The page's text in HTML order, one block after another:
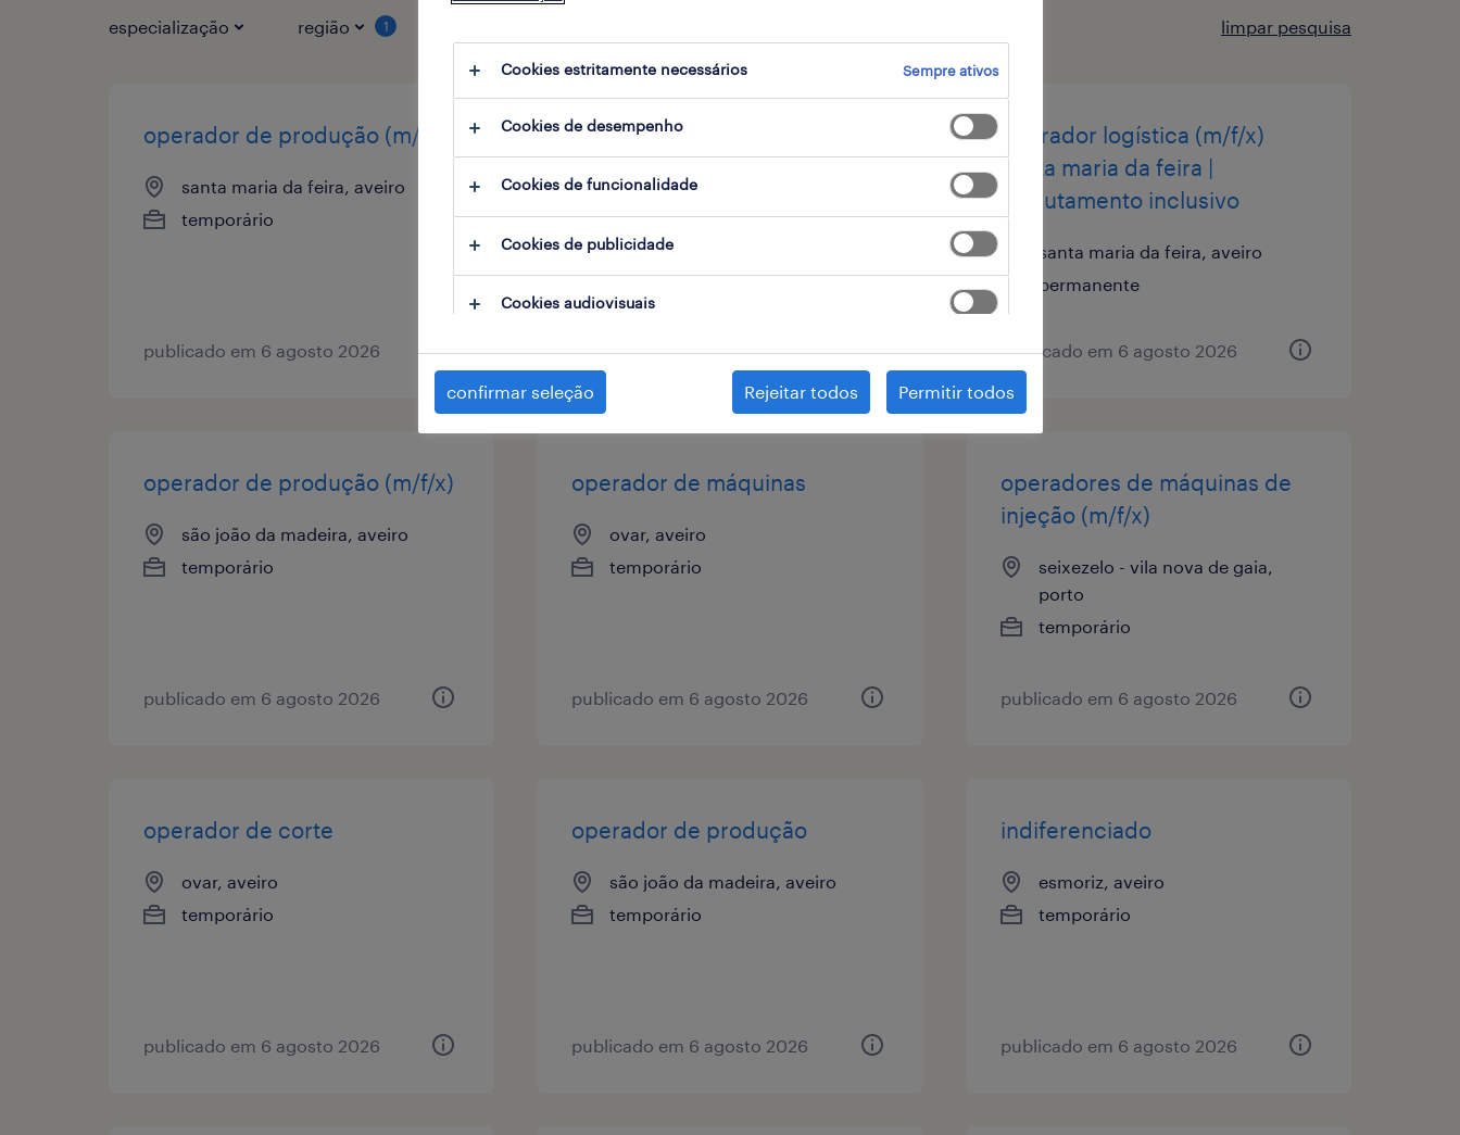
especialização região 1 limpar pesquisa
operador de produção (m/f/x)
santa maria da feira, aveiro
temporário
publicado em 6 agosto 2026
operador de armazém (m/f/x)
santa maria da feira, aveiro
temporário
publicado em 6 agosto 2026
operador logística (m/f/x)
santa maria da feira |
recrutamento inclusivo
santa maria da feira, aveiro
permanente
publicado em 6 agosto 2026
operador de produção (m/f/x)
são joão da madeira, aveiro
temporário
publicado em 6 agosto 2026
operador de máquinas
ovar, aveiro
temporário
publicado em 6 agosto 2026
operadores de máquinas de
injeção (m/f/x)
seixezelo - vila nova de gaia,
porto
temporário
publicado em 6 agosto 2026
operador de corte
ovar, aveiro
temporário
publicado em 6 agosto 2026
operador de produção
são joão da madeira, aveiro
temporário
publicado em 6 agosto 2026
indiferenciado
esmoriz, aveiro
temporário
publicado em 6 agosto 2026
Cookies estritamente necessários Sempre ativos
Cookies de desempenho
Cookies de funcionalidade
Cookies de publicidade
Cookies audiovisuais
confirmar seleção Rejeitar todos Permitir todos